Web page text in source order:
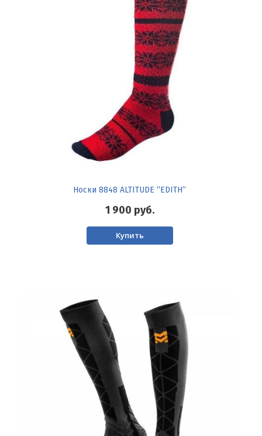
Носки 8848 ALTITUDE “EDITH”
1 900 руб.
Купить